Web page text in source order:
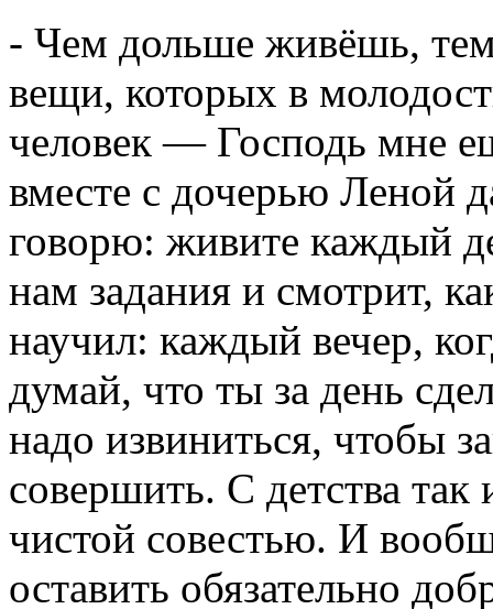
- Чем дольше живёшь,
вещи, которых в
человек — Господь мне
вместе с дочерью Леной
говорю: живите каждый
нам задания и смотрит,
научил: каждый вечер,
думай, что ты за день
надо извиниться, чтобы
совершить. С детства
чистой совестью. И
оставить обязательно